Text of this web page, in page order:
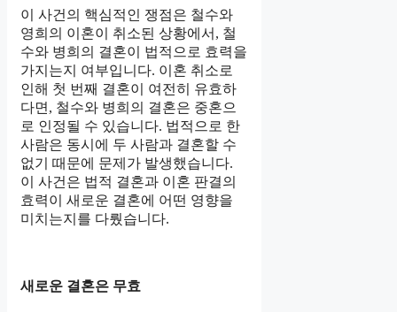
이 사건의 핵심적인 쟁점은 철수와
영희의 이혼이 취소된 상황에서, 철
수와 병희의 결혼이 법적으로 효력을
가지는지 여부입니다. 이혼 취소로
인해 첫 번째 결혼이 여전히 유효하
다면, 철수와 병희의 결혼은 중혼으
로 인정될 수 있습니다. 법적으로 한
사람은 동시에 두 사람과 결혼할 수
없기 때문에 문제가 발생했습니다.
이 사건은 법적 결혼과 이혼 판결의
효력이 새로운 결혼에 어떤 영향을
미치는지를 다뤘습니다.
새로운 결혼은 무효